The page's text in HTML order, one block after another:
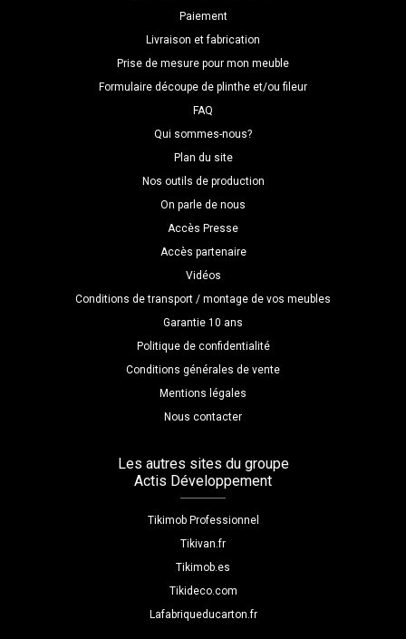
Paiement
Livraison et fabrication
Prise de mesure pour mon meuble
Formulaire découpe de plinthe et/ou fileur
FAQ
Qui sommes-nous?
Plan du site
Nos outils de production
On parle de nous
Accès Presse
Accès partenaire
Vidéos
Conditions de transport / montage de vos meubles
Garantie 10 ans
Politique de confidentialité
Conditions générales de vente
Mentions légales
Nous contacter
Les autres sites du groupe
Actis Développement
Tikimob Professionnel
Tikivan.fr
Tikimob.es
Tikideco.com
Lafabriqueducarton.fr